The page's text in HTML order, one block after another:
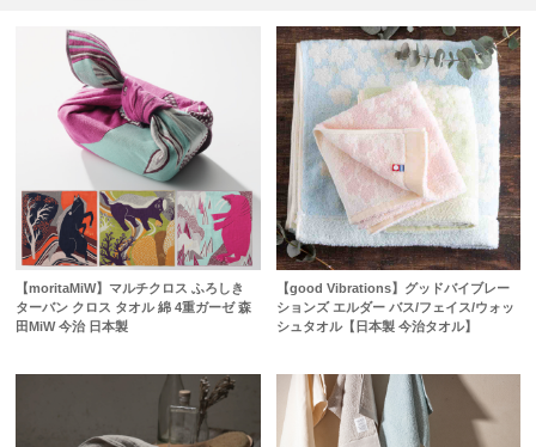
【moritaMiW】マルチクロス ふろしき
ターバン クロス タオル 綿 4重ガーゼ 森
田MiW 今治 日本製
【good Vibrations】グッドバイブレー
ションズ エルダー バス/フェイス/ウォッ
シュタオル【日本製 今治タオル】